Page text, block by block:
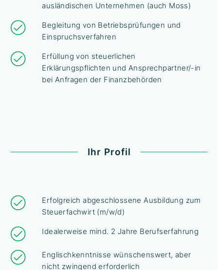
ausländischen Unternehmen (auch Moss)
Begleitung von Betriebsprüfungen und
Einspruchsverfahren
Erfüllung von steuerlichen
Erklärungspflichten und Ansprechpartner/-in
bei Anfragen der Finanzbehörden
Ihr Profil
Erfolgreich abgeschlossene Ausbildung zum
Steuerfachwirt (m/w/d)
Idealerweise mind. 2 Jahre Berufserfahrung
Englischkenntnisse wünschenswert, aber
nicht zwingend erforderlich